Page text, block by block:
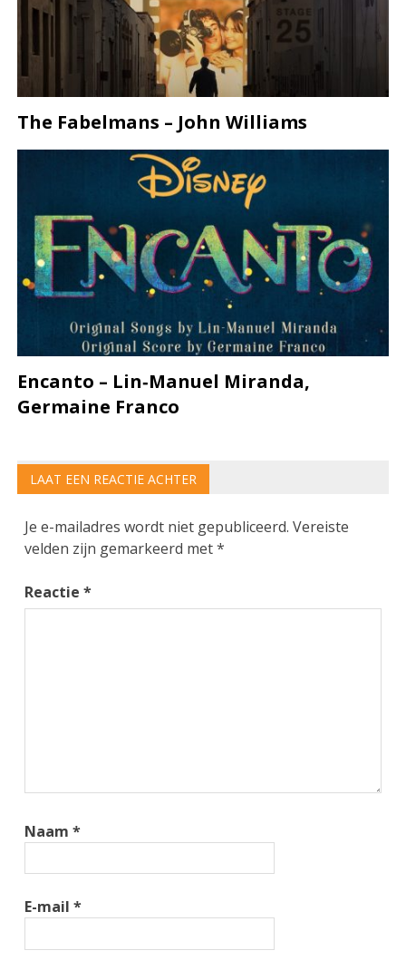
The Fabelmans – John Williams
Encanto – Lin‐Manuel Miranda,
Germaine Franco
LAAT EEN REACTIE ACHTER
Je e-mailadres wordt niet gepubliceerd. Vereiste
velden zijn gemarkeerd met*
Reactie*
Naam*
E-mail*